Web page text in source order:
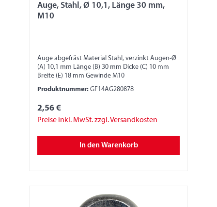
Auge, Stahl, Ø 10,1, Länge 30 mm,
M10
Auge abgefräst Material Stahl, verzinkt Augen-Ø
(A) 10,1 mm Länge (B) 30 mm Dicke (C) 10 mm
Breite (E) 18 mm Gewinde M10
Produktnummer: GF14AG280878
2,56 €
Preise inkl. MwSt. zzgl. Versandkosten
In den Warenkorb